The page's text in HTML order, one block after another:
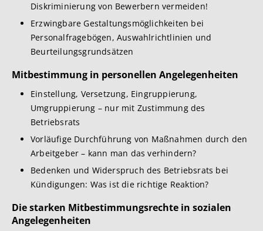
Diskriminierung von Bewerbern vermeiden!
Erzwingbare Gestaltungsmöglichkeiten bei
Personalfragebögen, Auswahlrichtlinien und
Beurteilungsgrundsätzen
Mitbestimmung in personellen Angelegenheiten
Einstellung, Versetzung, Eingruppierung,
Umgruppierung – nur mit Zustimmung des
Betriebsrats
Vorläufige Durchführung von Maßnahmen durch den
Arbeitgeber – kann man das verhindern?
Bedenken und Widerspruch des Betriebsrats bei
Kündigungen: Was ist die richtige Reaktion?
Die starken Mitbestimmungsrechte in sozialen
Angelegenheiten